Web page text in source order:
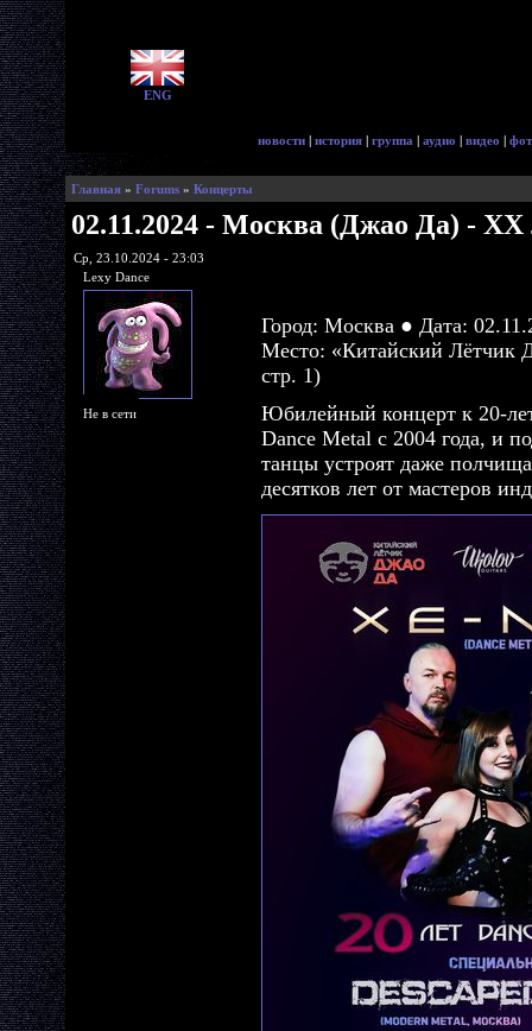
ENG
новости | история | группа | аудио | видео |
Главная » Forums » Концерты
02.11.2024 - Москва (Джао Да) - XX
Ср, 23.10.2024 - 23:03
Lexy Dance
Не в сети
Город: Москва ● Дата:
Место: «Китайский Лётчик
стр. 1)
Юбилейный концерт к 20-
Dance Metal c 2004 года, и
танцы устроят даже
десятков лет от мастеров